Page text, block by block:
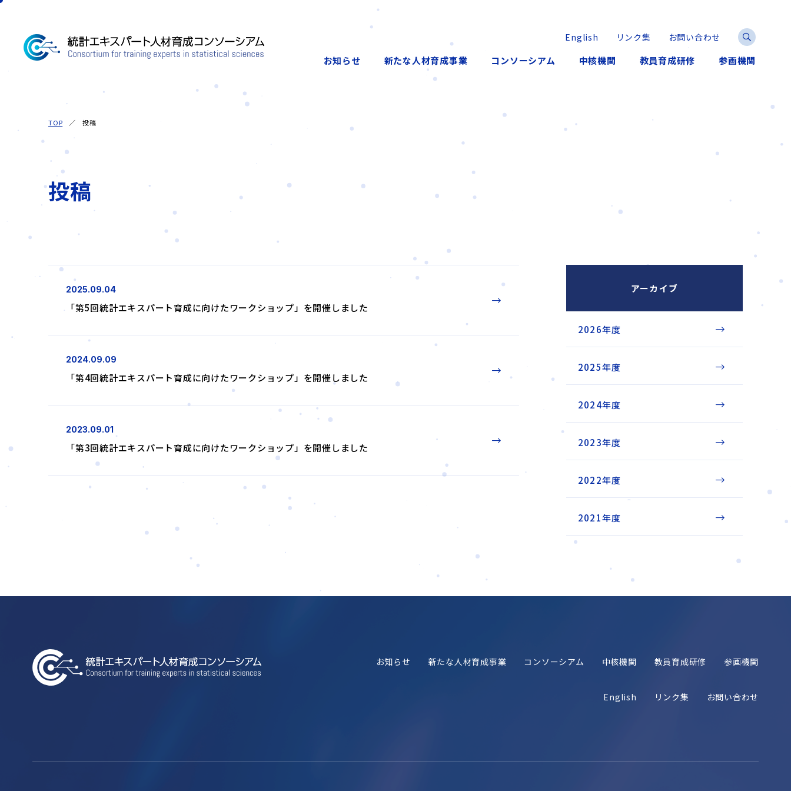
お知らせ 新たな人材育成事業 コンソーシアム 中核機関 教員育成研修 参画機関
English リンク集 お問い合わせ
TOP 投稿
投稿
2025.09.04
「第5回統計エキスパート育成に向けたワークショップ」を開催しました
2024.09.09
「第4回統計エキスパート育成に向けたワークショップ」を開催しました
2023.09.01
「第3回統計エキスパート育成に向けたワークショップ」を開催しました
アーカイブ
2026年度
2025年度
2024年度
2023年度
2022年度
2021年度
お知らせ 新たな人材育成事業 コンソーシアム 中核機関 教員育成研修 参画機関
English リンク集 お問い合わせ